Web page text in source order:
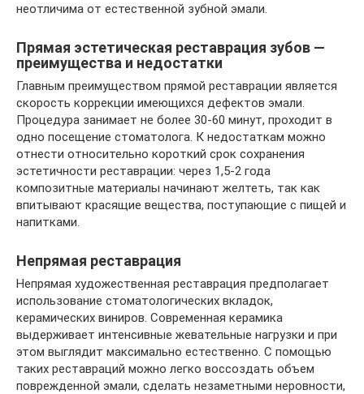
неотличима от естественной зубной эмали.
Прямая эстетическая реставрация зубов —
преимущества и недостатки
Главным преимуществом прямой реставрации является
скорость коррекции имеющихся дефектов эмали.
Процедура занимает не более 30-60 минут, проходит в
одно посещение стоматолога. К недостаткам можно
отнести относительно короткий срок сохранения
эстетичности реставрации: через 1,5-2 года
композитные материалы начинают желтеть, так как
впитывают красящие вещества, поступающие с пищей и
напитками.
Непрямая реставрация
Непрямая художественная реставрация предполагает
использование стоматологических вкладок,
керамических виниров. Современная керамика
выдерживает интенсивные жевательные нагрузки и при
этом выглядит максимально естественно. С помощью
таких реставраций можно легко воссоздать объем
поврежденной эмали, сделать незаметными неровности,